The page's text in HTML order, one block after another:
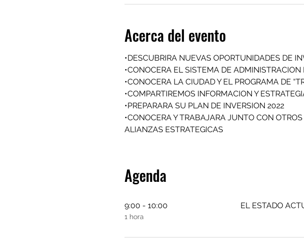
Acerca del evento
•DESCUBRIRA NUEVAS OPORTUNIDADES DE
•CONOCERA EL SISTEMA DE ADMINISTRACION
•CONOCERA LA CIUDAD Y EL PROGRAMA DE
•COMPARTIREMOS INFORMACION Y
•PREPARARA SU PLAN DE INVERSION 2022
•CONOCERA Y TRABAJARA JUNTO CON
ALIANZAS ESTRATEGICAS
Agenda
9:00 - 10:00
1 hora
EL ESTADO